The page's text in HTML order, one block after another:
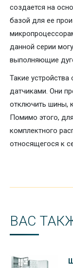
создается на
базой для ее
данной серии
выполняющие
Такие
датчиками. Они
отключить шины,
Помимо этого,
комплектного
относящегося к
ВАС